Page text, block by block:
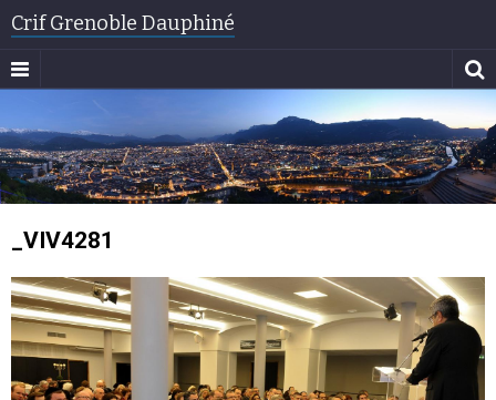
Crif Grenoble Dauphiné
_VIV4281